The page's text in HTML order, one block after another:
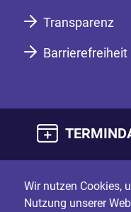
Transparenz
Barrierefreiheit
Wir nutzen Cookies,
Nutzung unserer